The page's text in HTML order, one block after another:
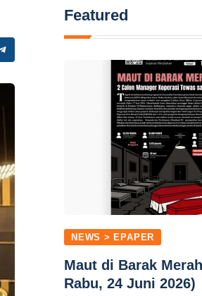
Featured
NEWS > EPAPER
Maut di Barak
Rabu, 24 Juni 2026)